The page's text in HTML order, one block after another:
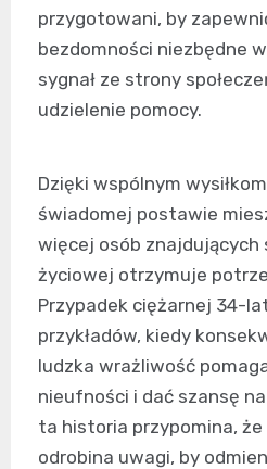
przygotowani, by
bezdomności niezbędne
sygnał ze strony
udzielenie pomocy.
Dzięki wspólnym
świadomej postawie
więcej osób
życiowej otrzymuje
Przypadek ciężarnej 34-
przykładów, kiedy
ludzka wrażliwość
nieufności i dać szansę
ta historia przypomina,
odrobina uwagi, by